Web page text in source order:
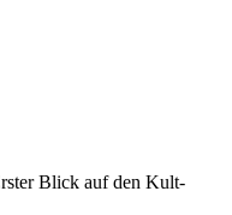
Blick auf den Kult-